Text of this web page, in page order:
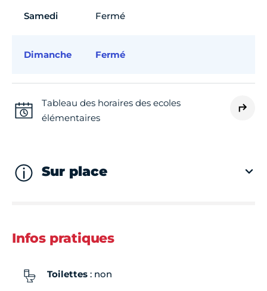
Samedi Fermé
Dimanche Fermé
Tableau des horaires des ecoles
élémentaires
Sur place
Infos pratiques
Toilettes : non